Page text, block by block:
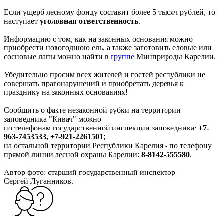
Если ущерб лесному фонду составит более 5 тысяч рублей, то
наступает уголовная ответственность.
Информацию о том, как на законных основания можно
приобрести новогоднюю ель, а также заготовить еловые или
сосновые лапы можно найти в группе Минприроды Карелии.
Убедительно просим всех жителей и гостей республики не
совершать правонарушений и приобретать деревья к
празднику на законных основаниях!
Сообщить о факте незаконной рубки на территории
заповедника "Кивач" можно
по телефонам государственной инспекции заповедника: +7-
963-7453533, +7-921-2261501;
на остальной территории Республики Карелия - по телефону
прямой линии лесной охраны Карелии: 8-8142-555580.
Автор фото: старший государственный инспектор
Сергей Луганников.